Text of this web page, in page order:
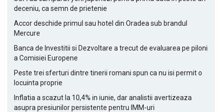
deceniu, ca semn de prietenie
Accor deschide primul sau hotel din Oradea sub brandul
Mercure
Banca de Investitii si Dezvoltare a trecut de evaluarea pe piloni
a Comisiei Europene
Peste trei sferturi dintre tinerii romani spun ca nu isi permit o
locuinta proprie
Inflatia a scazut la 10,4% in iunie, dar analistii avertizeaza
asupra presiunilor persistente pentru IMM-uri